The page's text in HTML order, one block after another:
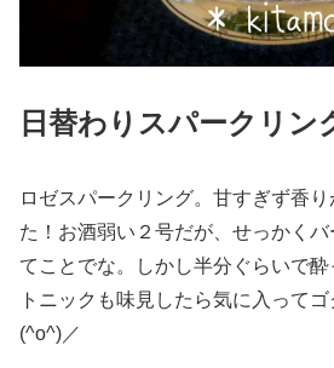
日替わりスパークリン
ロゼスパークリング。甘すぎず香
た！お酒弱い２号だが、せっかく
てことでな。しかし半分ぐらいで酔
トニックも味見したら気に入って
(^o^)／